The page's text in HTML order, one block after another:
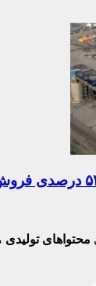
محتواهای تولیدی